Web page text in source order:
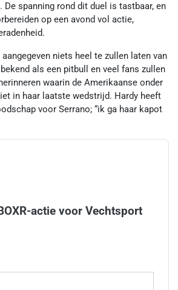
De spanning rond dit duel is tastbaar, en
op een avond vol actie,
niets heel te zullen laten van
als een pitbull en veel fans zullen
waarin de Amerikaanse onder
in haar laatste wedstrijd. Hardy heeft
voor Serrano; “ik ga haar kapot
actie voor Vechtsport